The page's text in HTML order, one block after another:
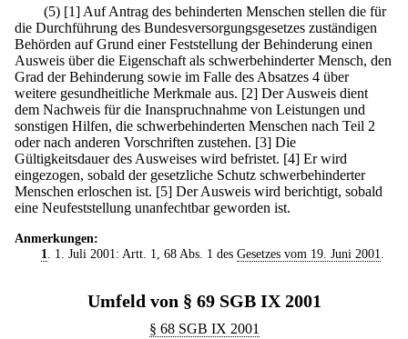
(5) [1] Auf Antrag des behinderten Menschen stellen die für
die Durchführung des Bundesversorgungsgesetzes zuständigen
Behörden auf Grund einer Feststellung der Behinderung einen
Ausweis über die Eigenschaft als schwerbehinderter Mensch, den
Grad der Behinderung sowie im Falle des Absatzes 4 über
weitere gesundheitliche Merkmale aus. [2] Der Ausweis dient
dem Nachweis für die Inanspruchnahme von Leistungen und
sonstigen Hilfen, die schwerbehinderten Menschen nach Teil 2
oder nach anderen Vorschriften zustehen. [3] Die
Gültigkeitsdauer des Ausweises wird befristet. [4] Er wird
eingezogen, sobald der gesetzliche Schutz schwerbehinderter
Menschen erloschen ist. [5] Der Ausweis wird berichtigt, sobald
eine Neufeststellung unanfechtbar geworden ist.
Anmerkungen:
1. 1. Juli 2001: Artt. 1, 68 Abs. 1 des Gesetzes vom 19. Juni 2001.
Umfeld von § 69 SGB IX 2001
§ 68 SGB IX 2001